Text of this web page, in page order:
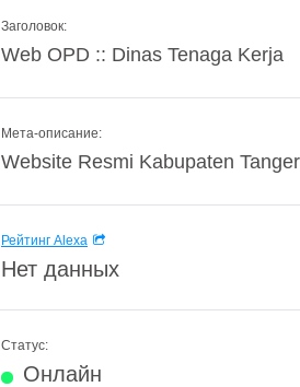
Заголовок:
Web OPD :: Dinas Tenaga Kerja
Мета-описание:
Website Resmi Kabupaten
Рейтинг Alexa
Нет данных
Статус:
Онлайн